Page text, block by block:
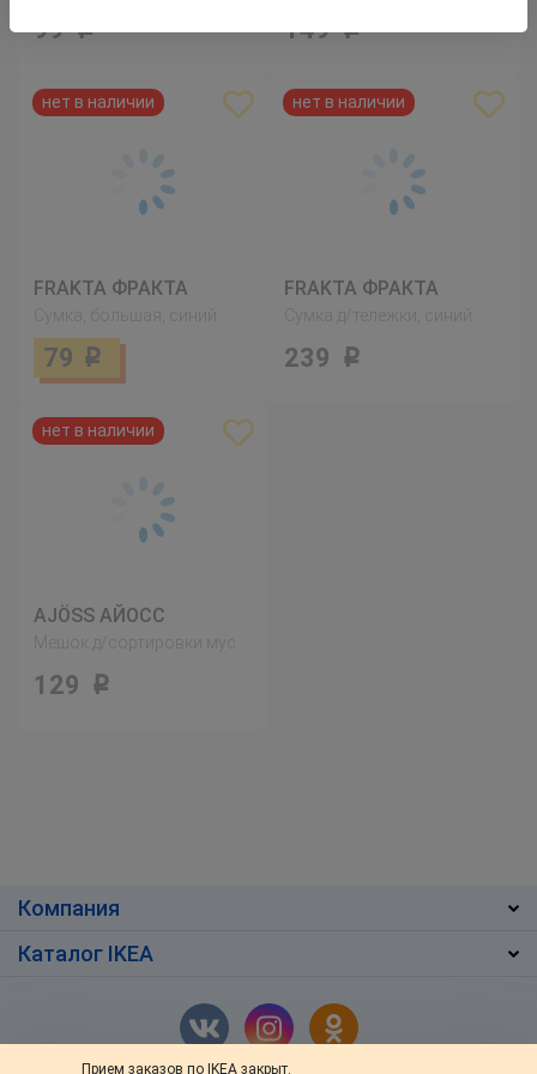
Прием заказов по IKEA закрыт.
99Р 149Р
FRAKTA ФРАКТА
79 Р
FRAKTA ФРАКТА
Сумка д/тележки, синий
239 Р
AJÖSS АЙОСС
129 Р
Компания
Каталог IKEA